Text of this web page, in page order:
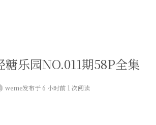
糖乐园NO.011期58P全集
weme发布于 6 小时前 1 次阅读